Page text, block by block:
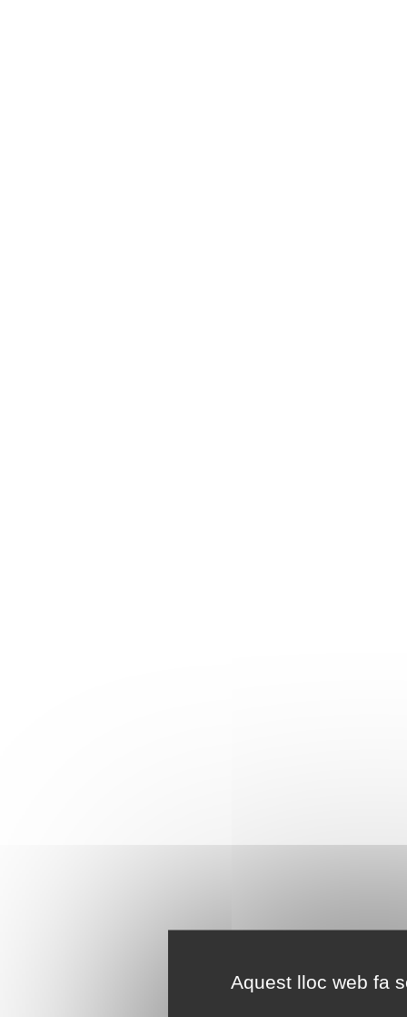
Aquest lloc web fa